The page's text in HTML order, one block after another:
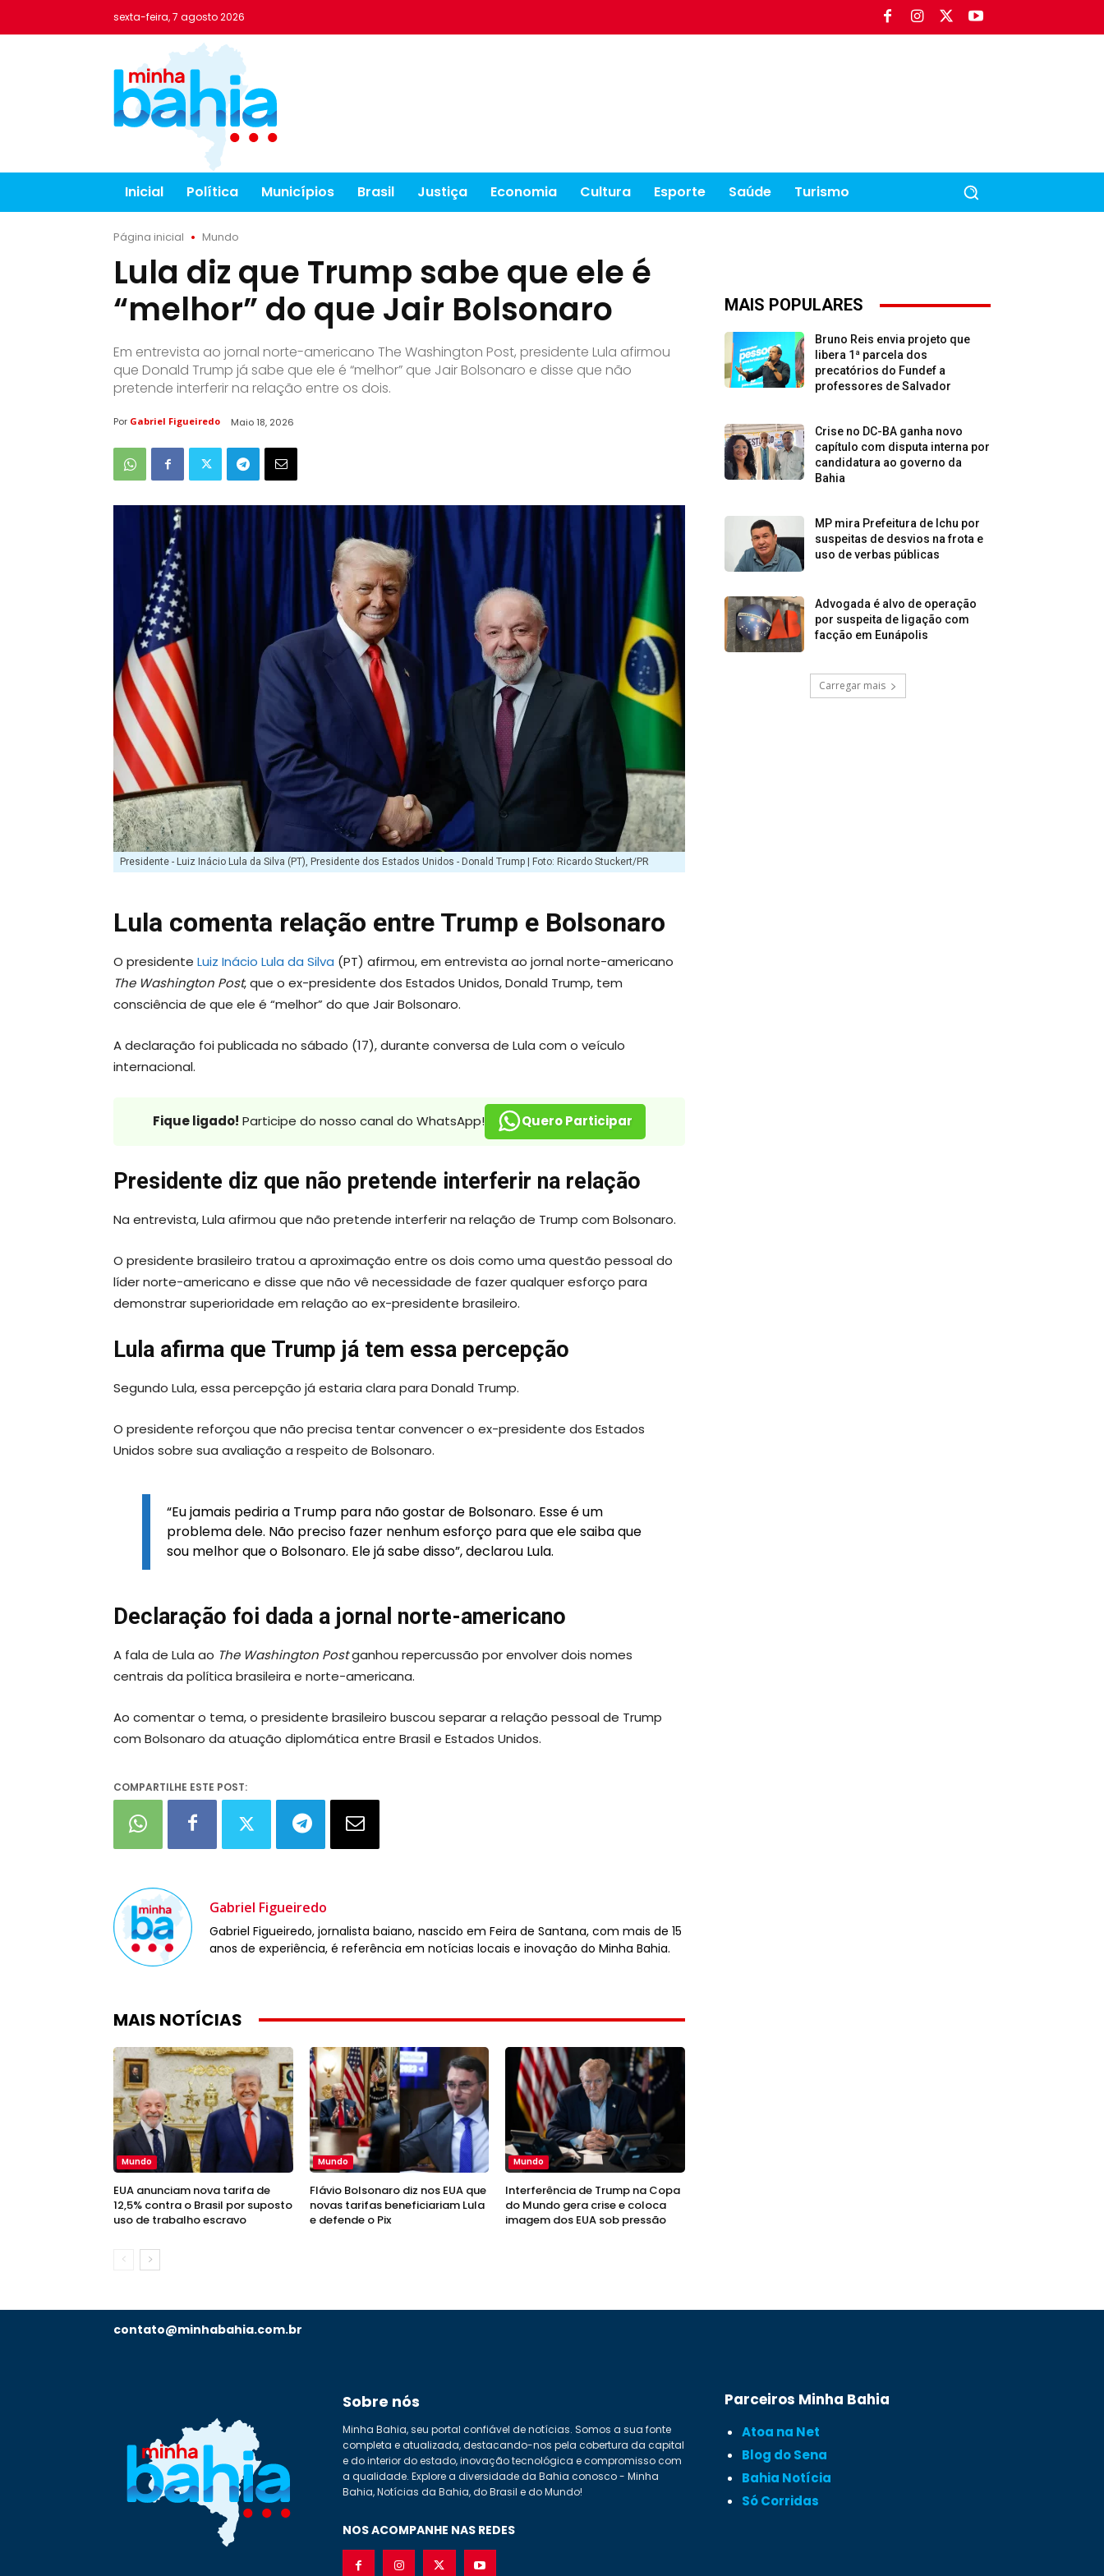
sexta-feira, 7 agosto 2026
Inicial Política Municípios Brasil Justiça Economia Cultura Esporte Saúde Turismo
Página inicial Mundo
Lula diz que Trump sabe que ele é
“melhor” do que Jair Bolsonaro
Em entrevista ao jornal norte-americano The Washington Post, presidente Lula afirmou
que Donald Trump já sabe que ele é “melhor” que Jair Bolsonaro e disse que não
pretende interferir na relação entre os dois.
Por Gabriel Figueiredo Maio 18, 2026
Presidente - Luiz Inácio Lula da Silva (PT), Presidente dos Estados Unidos - Donald Trump | Foto: Ricardo Stuckert/PR
Lula comenta relação entre Trump e Bolsonaro
O presidente Luiz Inácio Lula da Silva (PT) afirmou, em entrevista ao jornal norte-americano
The Washington Post, que o ex-presidente dos Estados Unidos, Donald Trump, tem
consciência de que ele é “melhor” do que Jair Bolsonaro.
A declaração foi publicada no sábado (17), durante conversa de Lula com o veículo
internacional.
Fique ligado! Participe do nosso canal do WhatsApp! Quero Participar
Presidente diz que não pretende interferir na relação
Na entrevista, Lula afirmou que não pretende interferir na relação de Trump com Bolsonaro.
O presidente brasileiro tratou a aproximação entre os dois como uma questão pessoal do
líder norte-americano e disse que não vê necessidade de fazer qualquer esforço para
demonstrar superioridade em relação ao ex-presidente brasileiro.
Lula afirma que Trump já tem essa percepção
Segundo Lula, essa percepção já estaria clara para Donald Trump.
O presidente reforçou que não precisa tentar convencer o ex-presidente dos Estados
Unidos sobre sua avaliação a respeito de Bolsonaro.
“Eu jamais pediria a Trump para não gostar de Bolsonaro. Esse é um
problema dele. Não preciso fazer nenhum esforço para que ele saiba que
sou melhor que o Bolsonaro. Ele já sabe disso”, declarou Lula.
Declaração foi dada a jornal norte-americano
A fala de Lula ao The Washington Postganhou repercussão por envolver dois nomes
centrais da política brasileira e norte-americana.
Ao comentar o tema, o presidente brasileiro buscou separar a relação pessoal de Trump
com Bolsonaro da atuação diplomática entre Brasil e Estados Unidos.
COMPARTILHE ESTE POST:
Gabriel Figueiredo
Gabriel Figueiredo, jornalista baiano, nascido em Feira de Santana, com mais de 15
anos de experiência, é referência em notícias locais e inovação do Minha Bahia.
MAIS NOTÍCIAS
Mundo
EUA anunciam nova tarifa de
12,5% contra o Brasil por suposto
uso de trabalho escravo
Mundo
Flávio Bolsonaro diz nos EUA que
novas tarifas beneficiariam Lula
e defende o Pix
Mundo
Interferência de Trump na Copa
do Mundo gera crise e coloca
imagem dos EUA sob pressão
MAIS POPULARES
Bruno Reis envia projeto que
libera 1ª parcela dos
precatórios do Fundef a
professores de Salvador
Crise no DC-BA ganha novo
capítulo com disputa interna por
candidatura ao governo da
Bahia
MP mira Prefeitura de Ichu por
suspeitas de desvios na frota e
uso de verbas públicas
Advogada é alvo de operação
por suspeita de ligação com
facção em Eunápolis
Carregar mais
contato@minhabahia.com.br
Sobre nós
Minha Bahia, seu portal confiável de notícias. Somos a sua fonte
completa e atualizada, destacando-nos pela cobertura da capital
e do interior do estado, inovação tecnológica e compromisso com
a qualidade. Explore a diversidade da Bahia conosco - Minha
Bahia, Notícias da Bahia, do Brasil e do Mundo!
NOS ACOMPANHE NAS REDES
Parceiros Minha Bahia
Atoa na Net
Blog do Sena
Bahia Notícia
Só Corridas